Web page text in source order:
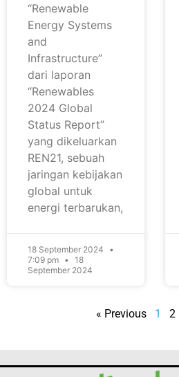
“Renewable
Energy Systems
and
Infrastructure”
dari laporan
“Renewables
2024 Global
Status Report”
yang dikeluarkan
REN21, sebuah
jaringan kebijakan
global untuk
energi terbarukan,
18 September 2024
7:09 pm
18
September 2024
« Previous 1 2